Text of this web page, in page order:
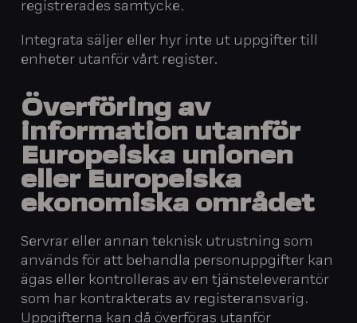
registrerades samtycke.
Integrata säljer eller hyr inte ut uppgifter till
enheter utanför vårt register.
Överföring av
information utanför
Europeiska unionen
eller Europeiska
ekonomiska området
Servrar eller annan teknisk utrustning som
används för att behandla personuppgifter kan
ägas eller kontrolleras av en tjänsteleverantör
som har kontrakterats av registeransvarig.
Uppgifterna kan då överföras utanför